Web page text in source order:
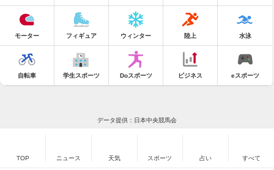
モーター フィギュア ウィンター 陸上 水泳
自転車 学生スポーツ Doスポーツ ビジネス eスポーツ
データ提供：日本中央競馬会
TOP ニュース 天気 スポーツ 占い すべて